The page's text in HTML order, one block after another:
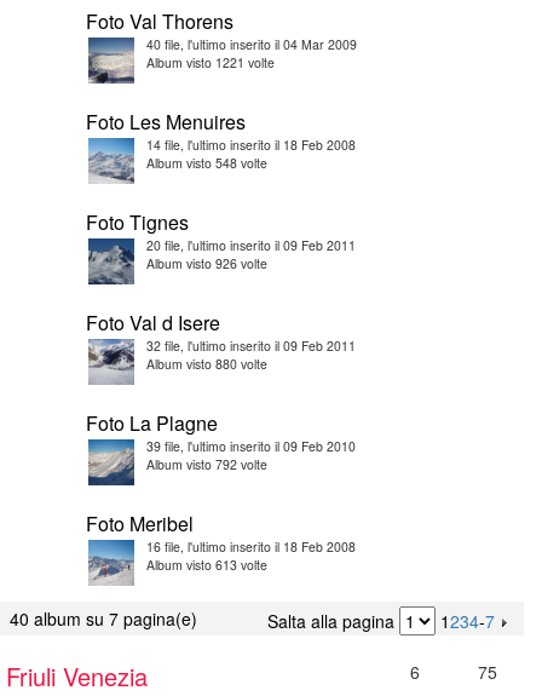
Foto Val Thorens
40 file, l'ultimo inserito il 04 Mar 2009
Album visto 1221 volte
Foto Les Menuires
14 file, l'ultimo inserito il 18 Feb 2008
Album visto 548 volte
Foto Tignes
20 file, l'ultimo inserito il 09 Feb 2011
Album visto 926 volte
Foto Val d Isere
32 file, l'ultimo inserito il 09 Feb 2011
Album visto 880 volte
Foto La Plagne
39 file, l'ultimo inserito il 09 Feb 2010
Album visto 792 volte
Foto Meribel
16 file, l'ultimo inserito il 18 Feb 2008
Album visto 613 volte
40 album su 7 pagina(e) Salta alla pagina 1234-7
Friuli Venezia 6 75